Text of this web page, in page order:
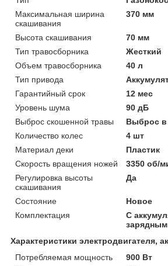
Максимальная ширина
скашивания
370 мм
Высота скашивания
70 мм
Тип травосборника
Жесткий
Объем травосборника
40 л
Тип привода
Гарантийный срок
12 мес
Уровень шума
90 дБ
Выброс скошенной травы
Выброс в
Количество колес
4 шт
Материал деки
Пластик
Скорость вращения ножей
3350 об/
Регулировка высоты
скашивания
Да
Состояние
Новое
Комплектация
С
Характеристики электродвигателя,
Потребляемая мощность
900 Вт